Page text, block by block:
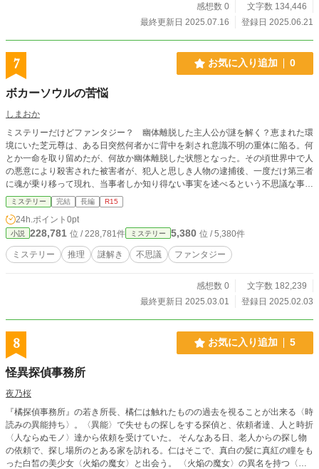
感想数 0
文字数 134,446
最終更新日 2025.07.16
登録日 2025.06.21
7 お気に入り追加 0
ボカーソウルの苦悩
しまおか
ミステリーだけどファンタジー？ 幽体離脱した主人公が謎を解く？恵まれた環
境にいた芝元尊は、ある日突然何者かに背中を刺され意識不明の重体に陥る。何
とか一命を取り留めたが、何故か幽体離脱した状態となった。その頃世界中で人
の悪意により殺害された被害者が、犯人と思しき人物の逮捕後、一度だけ第三者
に魂が乗り移って現れ、当事者しか知り得ない事実を述べるという不思議な事例
が多発。その現象はボカーソウルと呼ばれ、どうやらまだ死亡していなかった尊
はその状態に陥ったと理解。容疑者には多くの名が挙げられ、妻の志穂までもが
疑われた。彼女の幸せと無実を願う尊は霊のまま真犯人を探し始めるが、事件を
発端に容疑者間で次々と事件が起きる。幸せとは何か、生きる為に必要なものと
は。様々な社会問題と人間の欲などの醜さからそれらの答えを探す、ミステリー
要素を持った社会派ヒューマンドラマ。
ミステリー 完結 長編 R15
24h.ポイント 0pt
小説 228,781 位 / 228,781件 ミステリー 5,380 位 / 5,380件
ミステリー 推理 謎解き 不思議 ファンタジー
感想数 0
文字数 182,239
最終更新日 2025.03.01
登録日 2025.02.03
8 お気に入り追加 5
怪異探偵事務所
夜乃桜
『橘探偵事務所』の若き所長、橘仁は触れたものの過去を視ることが出来る〈時
読みの異能持ち〉。〈異能〉で失せもの探しをする探偵と、依頼者達、人と時折
〈人ならぬモノ〉達から依頼を受けていた。 そんなある日、老人からの探し物
の依頼で、探し場所のとある家を訪れる。仁はそこで、真白の髪に真紅の瞳をも
った白皙の美少女〈火焔の魔女〉と出会う。 〈火焔の魔女〉の異名を持つ〈魔